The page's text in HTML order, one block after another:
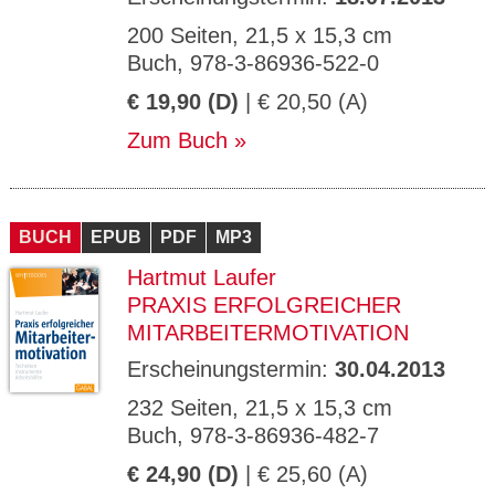
200 Seiten, 21,5 x 15,3 cm
Buch, 978-3-86936-522-0
€ 19,90 (D) | € 20,50 (A)
Zum Buch
BUCH EPUB PDF MP3
Hartmut Laufer
PRAXIS ERFOLGREICHER
MITARBEITERMOTIVATION
Erscheinungstermin: 30.04.2013
232 Seiten, 21,5 x 15,3 cm
Buch, 978-3-86936-482-7
€ 24,90 (D) | € 25,60 (A)